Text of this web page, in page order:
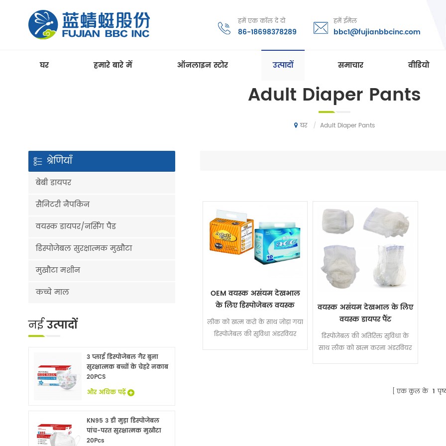
हमें एक कॉल दे दो
86-18698378289
हमें ईमेल
bbc1@fujianbbcinc.com
घर हमारे बारे में ऑनलाइन स्टोर उत्पादों समाचार वीडियो
Adult Diaper Pants
घर / Adult Diaper Pants
OEM वयस्क असंयम देखभाल
के लिए डिस्पोजेबल वयस्क
डायपर पैंट
लीक को खत्म करो के साथ जोड़ा गया
डिस्पोजेबल की सुविधा अंडरवियर
वयस्क असंयम देखभाल के लिए
वयस्क डायपर पैंट
डिस्पोजेबल की अतिरिक्त सुविधा के
साथ लीक को खत्म करना अंडरवियर
एक कुल के 1
श्रेणियाँ
बेबी डायपर
सैनिटरी नैपकिन
वयस्क डायपर/नर्सिंग पैड
डिस्पोजेबल सुरक्षात्मक मुखौटा
मुखौटा मशीन
कच्चे माल
नईउत्पादों
3 प्लाई डिस्पोजेबल गैर बुना
सुरक्षात्मक बच्चों के चेहरे नकाब
20PCS
और अधिक पढ़ें
KN95 3 डी मुड़ा डिस्पोजेबल
पांच-परत सुरक्षात्मक मुखौटा
20Pcs